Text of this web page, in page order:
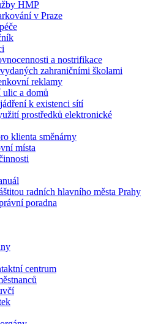
HMP
v Praze
a nostrifikace
zahraničními školami
reklamy
ulic a domů
k existenci sítí
prostředků elektronické
klienta směnárny
místa
radních hlavního města Prahy
poradna
centrum